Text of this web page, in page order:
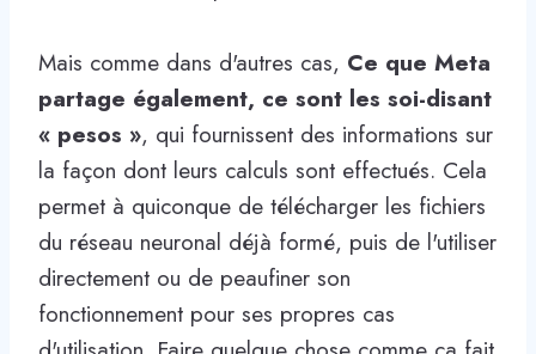
Mais comme dans d'autres cas, Ce que Meta
partage également, ce sont les soi-disant
« pesos », qui fournissent des informations sur
la façon dont leurs calculs sont effectués. Cela
permet à quiconque de télécharger les fichiers
du réseau neuronal déjà formé, puis de l'utiliser
directement ou de peaufiner son
fonctionnement pour ses propres cas